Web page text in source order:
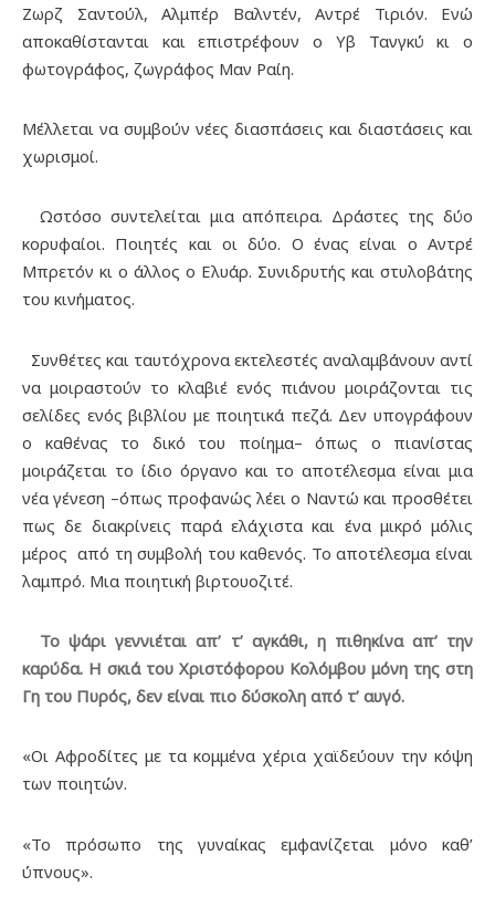
Ζωρζ Σαντούλ, Αλμπέρ Βαλντέν, Αντρέ Τιριόν. Ενώ
αποκαθίστανται και επιστρέφουν ο Υβ Τανγκύ κι ο
φωτογράφος, ζωγράφος Μαν Ραίη.
Μέλλεται να συμβούν νέες διασπάσεις και διαστάσεις και
χωρισμοί.
Ωστόσο συντελείται μια απόπειρα. Δράστες της δύο
κορυφαίοι. Ποιητές και οι δύο. Ο ένας είναι ο Αντρέ
Μπρετόν κι ο άλλος ο Ελυάρ. Συνιδρυτής και στυλοβάτης
του κινήματος.
Συνθέτες και ταυτόχρονα εκτελεστές αναλαμβάνουν αντί
να μοιραστούν το κλαβιέ ενός πιάνου μοιράζονται τις
σελίδες ενός βιβλίου με ποιητικά πεζά. Δεν υπογράφουν
ο καθένας το δικό του ποίημα– όπως ο πιανίστας
μοιράζεται το ίδιο όργανο και το αποτέλεσμα είναι μια
νέα γένεση –όπως προφανώς λέει ο Ναντώ και προσθέτει
πως δε διακρίνεις παρά ελάχιστα και ένα μικρό μόλις
μέρος από τη συμβολή του καθενός. Το αποτέλεσμα είναι
λαμπρό. Μια ποιητική βιρτουοζιτέ.
Το ψάρι γεννιέται απ’ τ’ αγκάθι, η πιθηκίνα απ’ την
καρύδα. Η σκιά του Χριστόφορου Κολόμβου μόνη της στη
Γη του Πυρός, δεν είναι πιο δύσκολη από τ’ αυγό.
«Οι Αφροδίτες με τα κομμένα χέρια χαϊδεύουν την κόψη
των ποιητών.
«Το πρόσωπο της γυναίκας εμφανίζεται μόνο καθ’
ύπνους».